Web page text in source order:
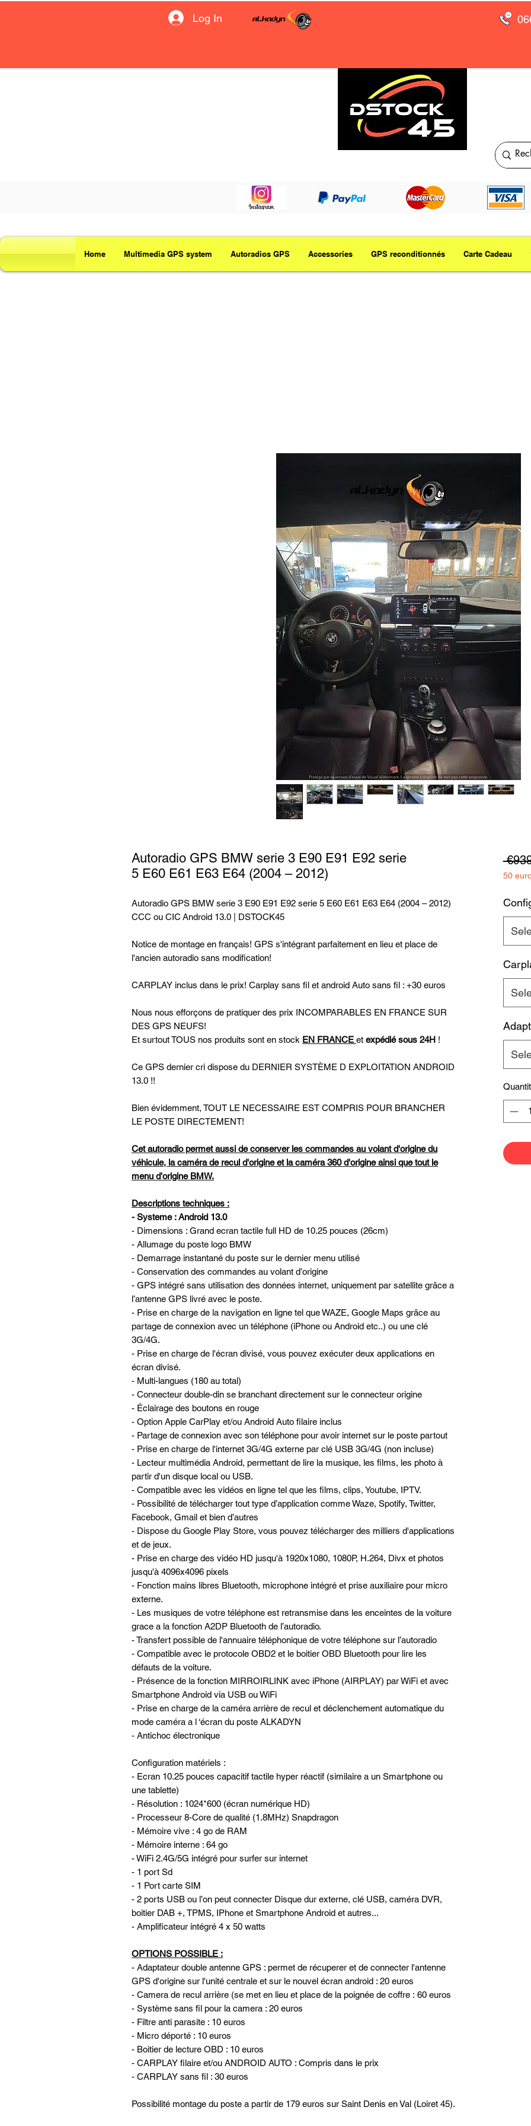
Log In
Home Multimedia GPS system Autoradios GPS Accessories GPS reconditionnés Carte Cadeau
Autoradio GPS BMW serie 3 E90 E91 E92 serie
5 E60 E61 E63 E64 (2004 – 2012)
Autoradio GPS BMW serie 3 E90 E91 E92 serie 5 E60 E61 E63 E64 (2004 – 2012)
CCC ou CIC Android 13.0 | DSTOCK45
Notice de montage en français! GPS s'intégrant parfaitement en lieu et place de
l'ancien autoradio sans modification!
CARPLAY inclus dans le prix! Carplay sans fil et android Auto sans fil : +30 euros
Nous nous efforçons de pratiquer des prix INCOMPARABLES EN FRANCE SUR
DES GPS NEUFS!
Et surtout TOUS nos produits sont en stock EN FRANCE et expédié sous 24H !
Ce GPS dernier cri dispose du DERNIER SYSTÈME D EXPLOITATION ANDROID
13.0 !!
Bien évidemment, TOUT LE NECESSAIRE EST COMPRIS POUR BRANCHER
LE POSTE DIRECTEMENT!
Cet autoradio permet aussi de conserver les commandes au volant d'origine du
véhicule, la caméra de recul d'origine et la caméra 360 d'origine ainsi que tout le
menu d'origine BMW.
Descriptions techniques :
- Systeme : Android 13.0
- Dimensions : Grand ecran tactile full HD de 10.25 pouces (26cm)
- Allumage du poste logo BMW
- Demarrage instantané du poste sur le dernier menu utilisé
- Conservation des commandes au volant d’origine
- GPS intégré sans utilisation des données internet, uniquement par satellite grâce a
l’antenne GPS livré avec le poste.
- Prise en charge de la navigation en ligne tel que WAZE, Google Maps grâce au
partage de connexion avec un téléphone (iPhone ou Android etc..) ou une clé
3G/4G.
- Prise en charge de l'écran divisé, vous pouvez exécuter deux applications en
écran divisé.
- Multi-langues (180 au total)
- Connecteur double-din se branchant directement sur le connecteur origine
- Éclairage des boutons en rouge
- Option Apple CarPlay et/ou Android Auto filaire inclus
- Partage de connexion avec son téléphone pour avoir internet sur le poste partout
- Prise en charge de l'internet 3G/4G externe par clé USB 3G/4G (non incluse)
- Lecteur multimédia Android, permettant de lire la musique, les films, les photo à
partir d'un disque local ou USB.
- Compatible avec les vidéos en ligne tel que les films, clips, Youtube, IPTV.
- Possibilité de télécharger tout type d’application comme Waze, Spotify, Twitter,
Facebook, Gmail et bien d’autres
- Dispose du Google Play Store, vous pouvez télécharger des milliers d'applications
et de jeux.
- Prise en charge des vidéo HD jusqu'à 1920x1080, 1080P, H.264, Divx et photos
jusqu'à 4096x4096 pixels
- Fonction mains libres Bluetooth, microphone intégré et prise auxiliaire pour micro
externe.
- Les musiques de votre téléphone est retransmise dans les enceintes de la voiture
grace a la fonction A2DP Bluetooth de l’autoradio.
- Transfert possible de l'annuaire téléphonique de votre téléphone sur l’autoradio
- Compatible avec le protocole OBD2 et le boitier OBD Bluetooth pour lire les
défauts de la voiture.
- Présence de la fonction MIRROIRLINK avec iPhone (AIRPLAY) par WiFi et avec
Smartphone Android via USB ou WiFi
- Prise en charge de la caméra arrière de recul et déclenchement automatique du
mode caméra a l ‘écran du poste ALKADYN
- Antichoc électronique
Configuration matériels :
- Ecran 10.25 pouces capacitif tactile hyper réactif (similaire a un Smartphone ou
une tablette)
- Résolution : 1024*600 (écran numérique HD)
- Processeur 8-Core de qualité (1.8MHz) Snapdragon
- Mémoire vive : 4 go de RAM
- Mémoire interne : 64 go
- WiFi 2.4G/5G intégré pour surfer sur internet
- 1 port Sd
- 1 Port carte SIM
- 2 ports USB ou l’on peut connecter Disque dur externe, clé USB, caméra DVR,
boitier DAB +, TPMS, IPhone et Smartphone Android et autres...
- Amplificateur intégré 4 x 50 watts
OPTIONS POSSIBLE :
- Adaptateur double antenne GPS : permet de récuperer et de connecter l'antenne
GPS d'origine sur l'unité centrale et sur le nouvel écran android : 20 euros
- Camera de recul arrière (se met en lieu et place de la poignée de coffre : 60 euros
- Système sans fil pour la camera : 20 euros
- Filtre anti parasite : 10 euros
- Micro déporté : 10 euros
- Boitier de lecture OBD : 10 euros
- CARPLAY filaire et/ou ANDROID AUTO : Compris dans le prix
- CARPLAY sans fil : 30 euros
Possibilité montage du poste a partir de 179 euros sur Saint Denis en Val (Loiret 45).
50